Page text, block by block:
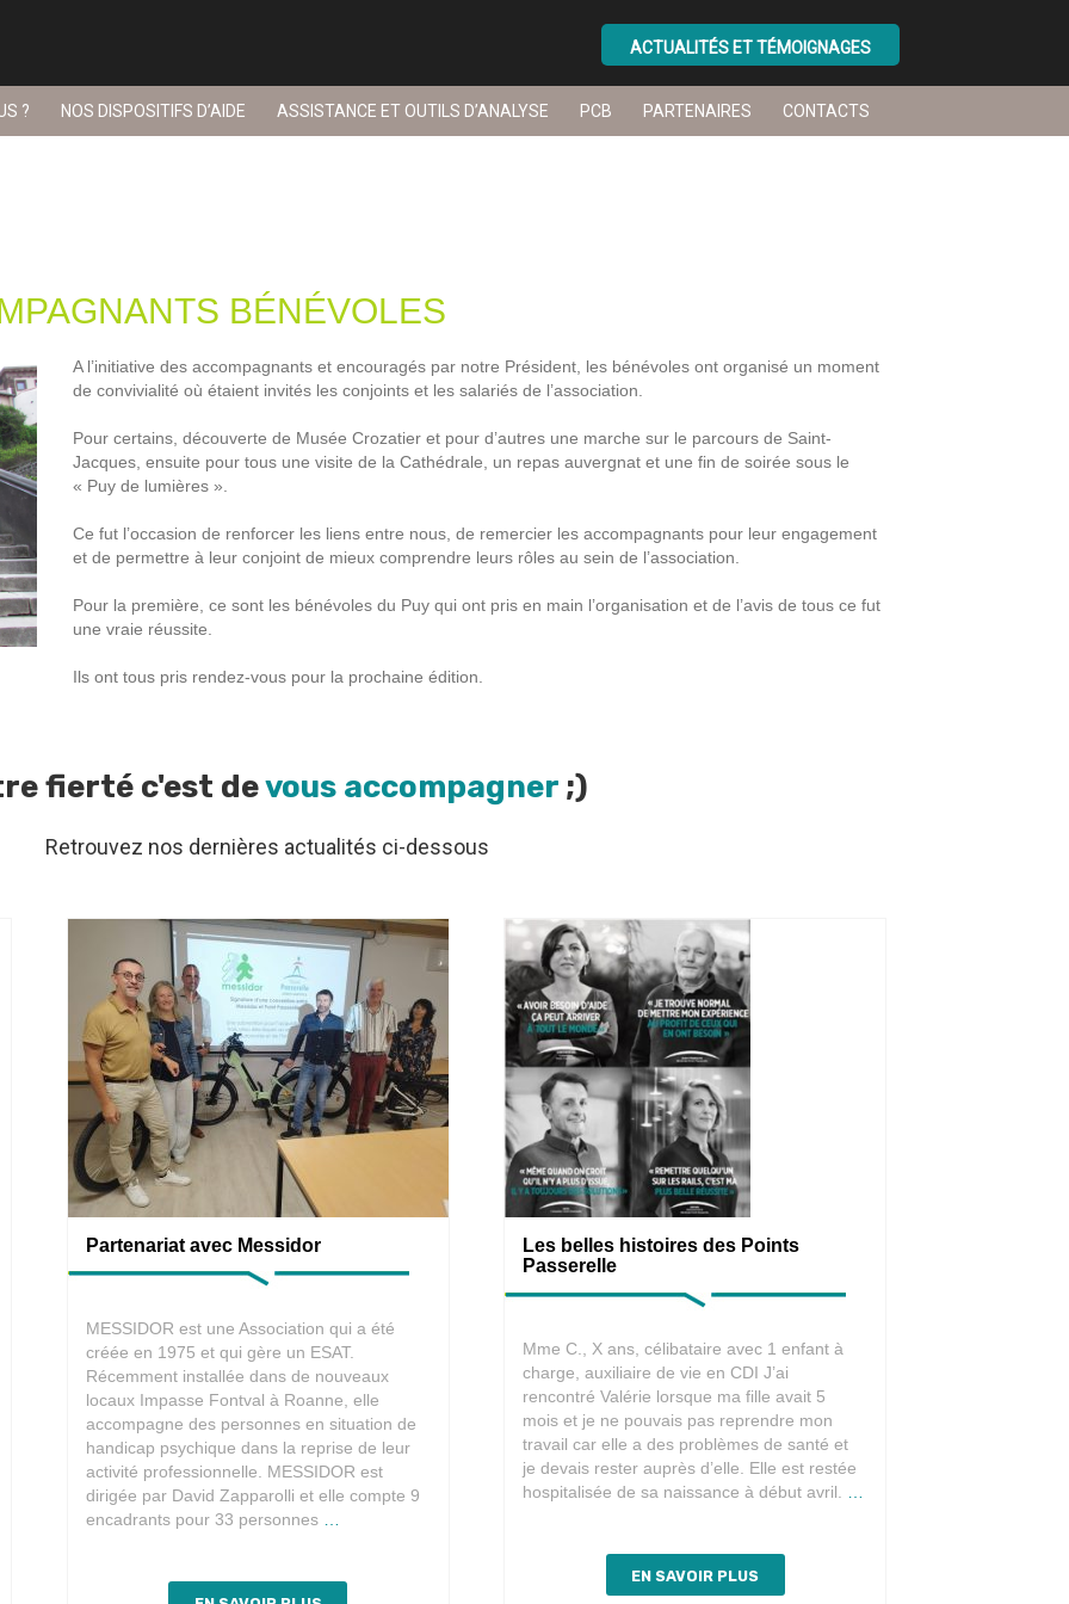
ACTUALITÉS ET TÉMOIGNAGES
? NOS DISPOSITIFS D’AIDE ASSISTANCE ET OUTILS D’ANALYSE PCB PARTENAIRES CONTACTS
BÉNÉVOLES
A l’initiative des accompagnants et encouragés par notre Président, les bénévoles ont organisé un moment
de convivialité où étaient invités les conjoints et les salariés de l’association.
Pour certains, découverte de Musée Crozatier et pour d’autres une marche sur le parcours de Saint-
Jacques, ensuite pour tous une visite de la Cathédrale, un repas auvergnat et une fin de soirée sous le
« Puy de lumières ».
Ce fut l’occasion de renforcer les liens entre nous, de remercier les accompagnants pour leur engagement
et de permettre à leur conjoint de mieux comprendre leurs rôles au sein de l’association.
Pour la première, ce sont les bénévoles du Puy qui ont pris en main l’organisation et de l’avis de tous ce fut
une vraie réussite.
Ils ont tous pris rendez-vous pour la prochaine édition.
fierté c'est devous accompagner;)
Retrouvez nos dernières actualités ci-dessous
Partenariat avec Messidor
MESSIDOR est une Association qui a été
créée en 1975 et qui gère un ESAT.
Récemment installée dans de nouveaux
locaux Impasse Fontval à Roanne, elle
accompagne des personnes en situation de
handicap psychique dans la reprise de leur
activité professionnelle. MESSIDOR est
dirigée par David Zapparolli et elle compte 9
encadrants pour 33 personnes
Les belles histoires des Points
Passerelle
Mme C., X ans, célibataire avec 1 enfant à
charge, auxiliaire de vie en CDI J’ai
rencontré Valérie lorsque ma fille avait 5
mois et je ne pouvais pas reprendre mon
travail car elle a des problèmes de santé et
je devais rester auprès d’elle. Elle est restée
hospitalisée de sa naissance à début avril.
EN SAVOIR PLUS